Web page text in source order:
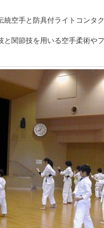
統空手と防具付ライトコンタ
と関節技を用いる空手柔術や